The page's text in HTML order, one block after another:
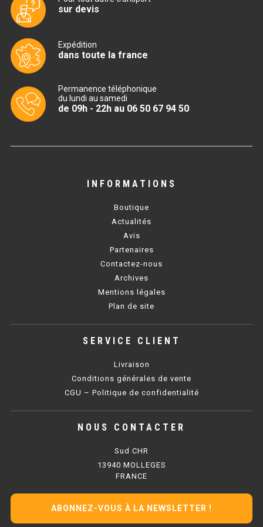
TABLE RÉFRIGÉRÉE
TABLE 600
TABLE 700 VITRÉE
TABLE CONGÉLATEUR
SOUBASSEMENT RÉFRIGÉRÉ
TABLE DE PRÉPARATION
SALADETTE COMPACTE
SALADETTE 800 VITRÉE
sur devis
Expédition
dans toute la france
Permanence téléphonique
du lundi au samedi
de 09h - 22h au 06 50 67 94 50
INFORMATIONS
Boutique
Actualités
Avis
Partenaires
Contactez-nous
Archives
Mentions légales
Plan de site
SERVICE CLIENT
Livraison
Conditions générales de vente
CGU – Politique de confidentialité
NOUS CONTACTER
Sud CHR
13940 MOLLEGES
FRANCE
ABONNEZ-VOUS À LA NEWSLETTER !